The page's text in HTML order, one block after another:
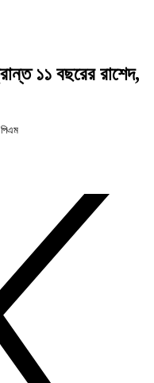
১১ বছরের রাশেদ,